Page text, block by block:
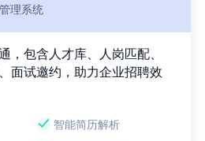
理系统
，包含人才库、人岗匹配、
面试邀约，助力企业招聘效
智能简历解析